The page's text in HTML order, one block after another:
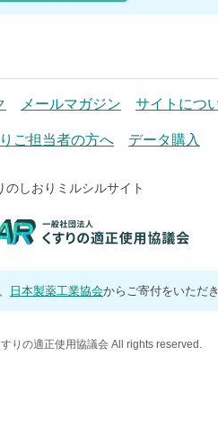
メールマガジン サイトにつ
ご担当者の方へ データ購入
のしおりミルシルサイト
日本製薬工業協会からご寄付をいただき
りの適正使用協議会 All rights reserved.